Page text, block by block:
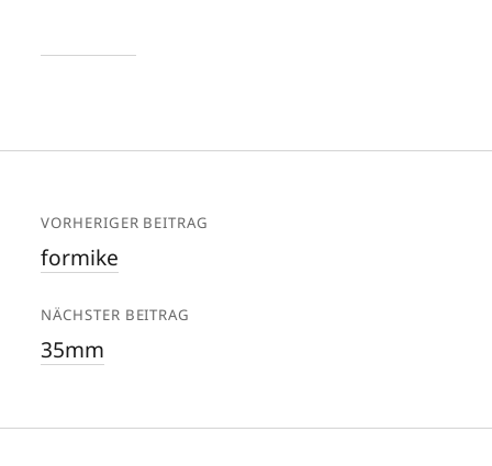
VORHERIGER BEITRAG
formike
NÄCHSTER BEITRAG
35mm